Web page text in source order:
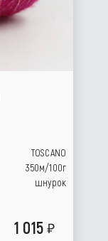
TOSCANO
350м/100г
шнурок
1 015